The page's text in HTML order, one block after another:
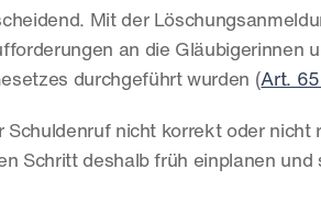
Mit der
an die Gläubigerinnen
durchgeführt wurden (Art. 65
Schuldenruf nicht korrekt oder nicht
Schritt deshalb früh einplanen und